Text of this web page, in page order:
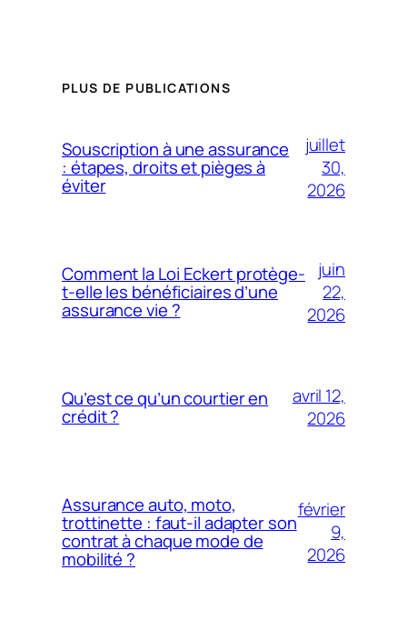
PLUS DE PUBLICATIONS
Souscription à une assurance
: étapes, droits et pièges à
éviter
juillet
30,
2026
Comment la Loi Eckert protège-
t-elle les bénéficiaires d’une
assurance vie ?
juin
22,
2026
Qu’est ce qu’un courtier en
crédit ?
avril 12,
2026
Assurance auto, moto,
trottinette : faut-il adapter son
contrat à chaque mode de
mobilité ?
février
9,
2026